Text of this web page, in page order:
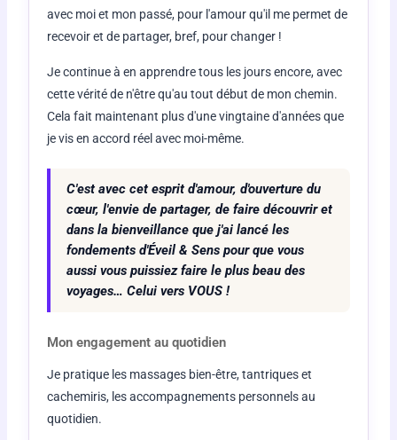
avec moi et mon passé, pour l'amour qu'il me permet de
recevoir et de partager, bref, pour changer !
Je continue à en apprendre tous les jours encore, avec
cette vérité de n'être qu'au tout début de mon chemin.
Cela fait maintenant plus d'une vingtaine d'années que
je vis en accord réel avec moi-même.
C'est avec cet esprit d'amour, d'ouverture du
cœur, l'envie de partager, de faire découvrir et
dans la bienveillance que j'ai lancé les
fondements d'Éveil & Sens pour que vous
aussi vous puissiez faire le plus beau des
voyages… Celui vers VOUS !
Mon engagement au quotidien
Je pratique les massages bien-être, tantriques et
cachemiris, les accompagnements personnels au
quotidien.